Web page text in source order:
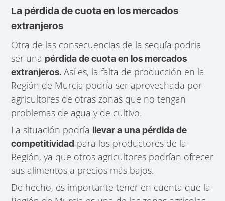
La pérdida de cuota en los mercados
extranjeros
Otra de las consecuencias de la sequía podría
ser unapérdida de cuota en los mercados
extranjeros.Así es, la falta de producción en la
Región de Murcia podría ser aprovechada por
agricultores de otras zonas que no tengan
problemas de agua y de cultivo.
La situación podría llevar a una pérdida de
competitividad para los productores de la
Región, ya que otros agricultores podrían ofrecer
sus alimentos a precios más bajos.
De hecho, es importante tener en cuenta que la